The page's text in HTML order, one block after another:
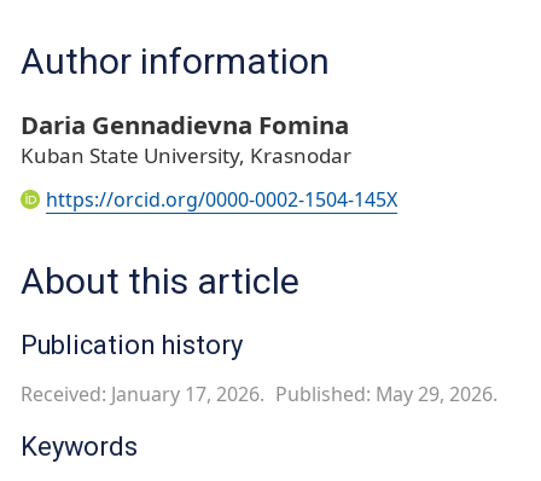
Author information
Daria Gennadievna Fomina
Kuban State University, Krasnodar
https://orcid.org/0000-0002-1504-145X
About this article
Publication history
Received: January 17, 2026. Published: May 29, 2026.
Keywords